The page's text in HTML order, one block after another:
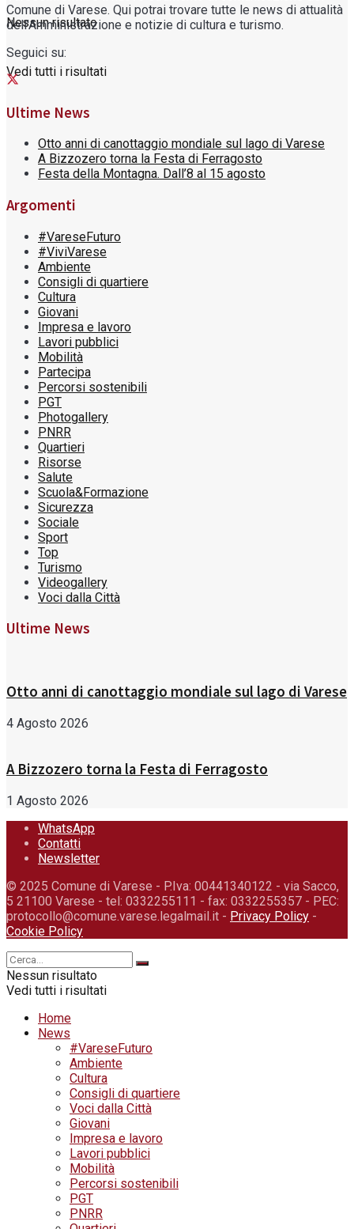
Nessun risultato
Vedi tutti i risultati
Comune di Varese. Qui potrai trovare tutte le news di attualità
dell'Amministrazione e notizie di cultura e turismo.
Seguici su:
Ultime News
Otto anni di canottaggio mondiale sul lago di Varese
A Bizzozero torna la Festa di Ferragosto
Festa della Montagna. Dall’8 al 15 agosto
Argomenti
#VareseFuturo
#ViviVarese
Ambiente
Consigli di quartiere
Cultura
Giovani
Impresa e lavoro
Lavori pubblici
Mobilità
Partecipa
Percorsi sostenibili
PGT
Photogallery
PNRR
Quartieri
Risorse
Salute
Scuola&Formazione
Sicurezza
Sociale
Sport
Top
Turismo
Videogallery
Voci dalla Città
Ultime News
Otto anni di canottaggio mondiale sul lago di Varese
4 Agosto 2026
A Bizzozero torna la Festa di Ferragosto
1 Agosto 2026
WhatsApp
Contatti
Newsletter
© 2025 Comune di Varese - P.Iva: 00441340122 - via Sacco,
5 21100 Varese - tel: 0332255111 - fax: 0332255357 - PEC:
protocollo@comune.varese.legalmail.it - Privacy Policy -
Cookie Policy
Nessun risultato
Vedi tutti i risultati
Home
News
#VareseFuturo
Ambiente
Cultura
Consigli di quartiere
Voci dalla Città
Giovani
Impresa e lavoro
Lavori pubblici
Mobilità
Percorsi sostenibili
PGT
PNRR